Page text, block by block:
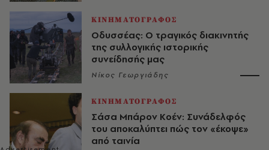
ΚΙΝΗΜΑΤΟΓΡΑΦΟΣ
Οδυσσέας: Ο τραγικός διακινητής
της συλλογικής ιστορικής
συνείδησής μας
Νίκος Γεωργιάδης
ΚΙΝΗΜΑΤΟΓΡΑΦΟΣ
Σάσα Μπάρον Κοέν: Συνάδελφός
του αποκαλύπτει πώς τον «έκοψε»
από ταινία